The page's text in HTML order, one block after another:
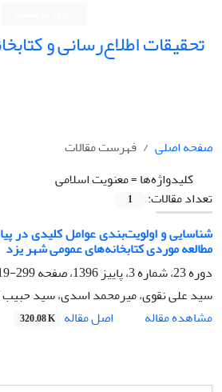
تحقیقات اطلاع‌رسانی و
صفحه اصلی
فهرست مقالات
کلیدواژه‌ها =معنویت اسلامی
تعداد مقالات:
1
شناسایی و اولویت‌بندی عوامل کلیدی در
مطالعه موردی کتابخانه‌های عمومی شهر یزد
دوره 23، شماره 3، پاییز 1396، صفحه
299-319
سید علی نقوی، میرمحمد اسدی، سید حبیب
مشاهده مقاله
اصل مقاله 320.08 K